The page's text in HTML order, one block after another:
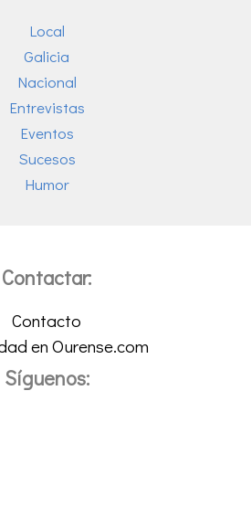
Local
Galicia
Nacional
Entrevistas
Eventos
Sucesos
Humor
Contactar:
Contacto
en Ourense.com
Síguenos: